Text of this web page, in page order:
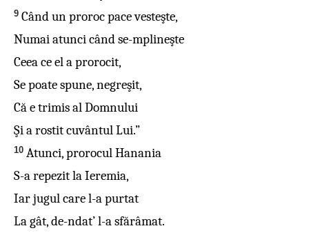
9 Când un proroc pace vesteşte,
Numai atunci când se-mplineşte
Ceea ce el a prorocit,
Se poate spune, negreşit,
Că e trimis al Domnului
Şi a rostit cuvântul Lui.”
10 Atunci, prorocul Hanania
S-a repezit la Ieremia,
Iar jugul care l-a purtat
La gât, de-ndat’ l-a sfărâmat.